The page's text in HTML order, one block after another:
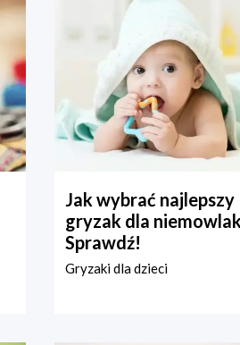
Jak wybrać najlepszy
gryzak dla
Sprawdź!
Gryzaki dla dzieci